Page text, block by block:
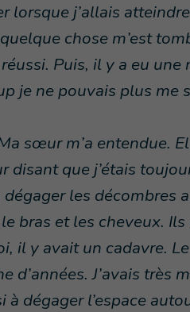
lorsque j’allais
chose m’est
réussi. Puis, il y a eu
je ne pouvais plus me
sœur m’a entendue.
disant que j’étais
les décombres
bras et les cheveux.
il y avait un cadavre.
J’avais très
dégager l’espace